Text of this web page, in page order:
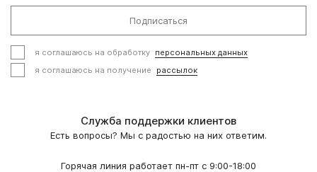
Подписаться
я соглашаюсь на обработку персональных данных
я соглашаюсь на получение
рассылок
Служба поддержки клиентов
Есть вопросы? Мы с радостью на них ответим.
Горячая линия работает пн-пт с 9:00-18:00